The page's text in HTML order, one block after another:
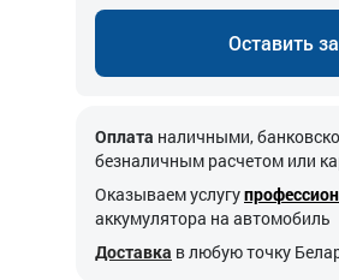
Оставить
Оплата наличными,
безналичным расчетом или
Оказываем услугу
аккумулятора на автомобиль
Доставка в любую точку